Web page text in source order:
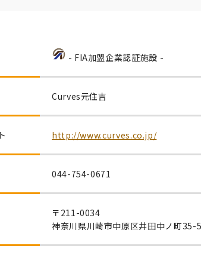
- FIA加盟企業認証施設 -
Curves元住吉
http://www.curves.co.jp/
044-754-0671
〒211-0034
神奈川県川崎市中原区井田中ノ町35-